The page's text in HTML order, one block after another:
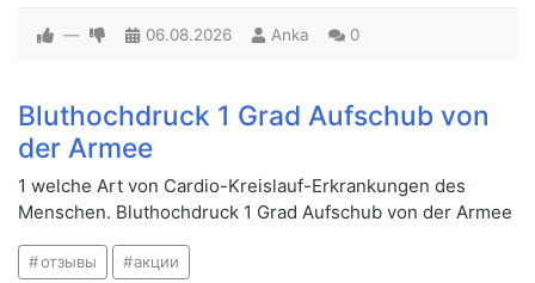
— 06.08.2026 Anka 0
Bluthochdruck 1 Grad Aufschub von
der Armee
1 welche Art von Cardio-Kreislauf-Erkrankungen des
Menschen. Bluthochdruck 1 Grad Aufschub von der Armee
отзывы акции